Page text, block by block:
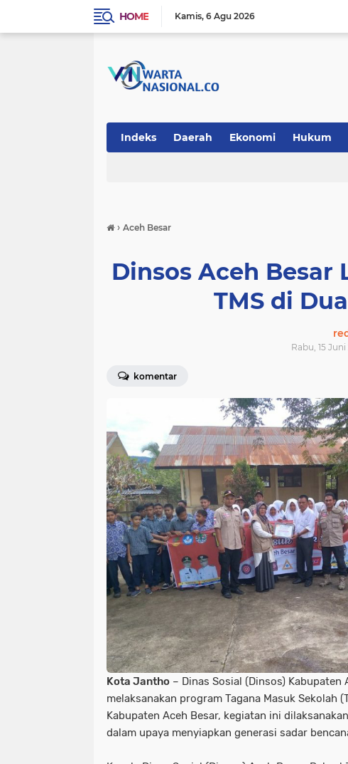
HOME Kamis 6 Agu 2026
Indeks Daerah Ekonomi Hukum
› Aceh Besar
Dinsos Aceh Besar
TMS di
Rabu, 15 Juni
komentar
Kota Jantho – Dinas Sosial (Dinsos) Kabupaten
melaksanakan program Tagana Masuk Sekolah
Kabupaten Aceh Besar, kegiatan ini
dalam upaya menyiapkan generasi sadar